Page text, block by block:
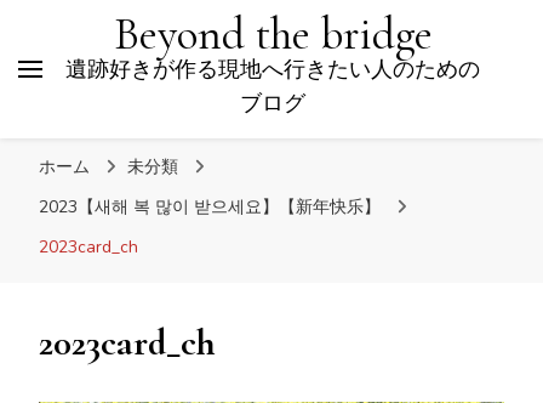
Beyond the bridge
遺跡好きが作る現地へ行きたい人のための
ブログ
ホーム
未分類
2023【새해 복 많이 받으세요】【新年快乐】
2023card_ch
2023card_ch